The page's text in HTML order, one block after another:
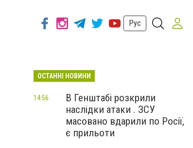
Рус
ОСТАННІ НОВИНИ
В Генштабі розкрили
наслідки атаки . ЗСУ
масовано вдарили по Росії,
є прильоти
14:56